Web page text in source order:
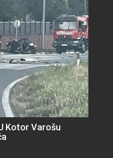
Kotor Varošu